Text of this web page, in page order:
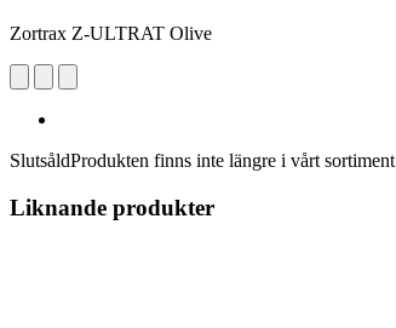
Zortrax Z-ULTRAT Olive
SlutsåldProdukten finns inte längre i vårt sortiment
Liknande produkter